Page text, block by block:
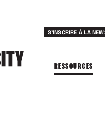
RESSOURCES
S'INSCRIRE À LA